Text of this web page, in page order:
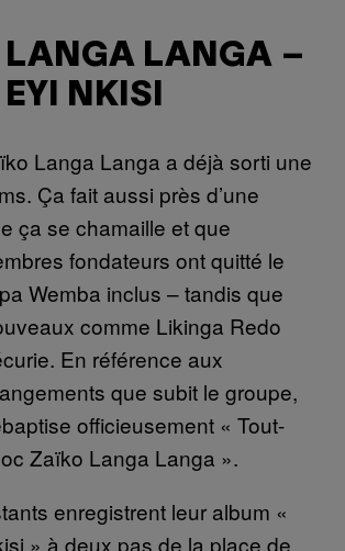
LANGA –
NKISI
Langa Langa a déjà sorti une
Ça fait aussi près d’une
ça se chamaille et que
fondateurs ont quitté le
Wemba inclus – tandis que
comme Likinga Redo
En référence aux
que subit le groupe,
officieusement « Tout-
Zaïko Langa Langa ».
enregistrent leur album «
» à deux pas de la place de